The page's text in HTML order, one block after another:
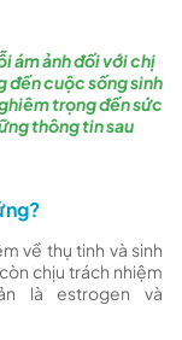
ám ảnh đối với chị
đến cuộc sống sinh
trọng đến sức
thông tin sau
về thụ tinh và sinh
chịu trách nhiệm
là estrogen và